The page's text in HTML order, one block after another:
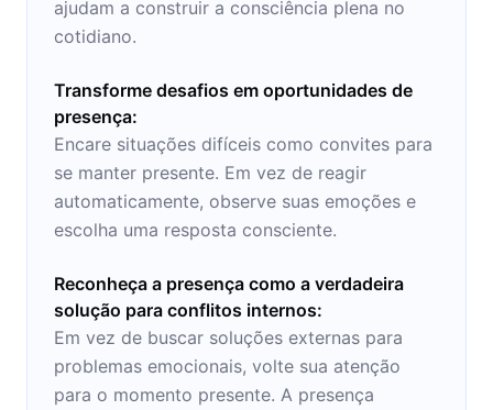
ajudam a construir a consciência plena no
cotidiano.
Transforme desafios em oportunidades de
presença:
Encare situações difíceis como convites para
se manter presente. Em vez de reagir
automaticamente, observe suas emoções e
escolha uma resposta consciente.
Reconheça a presença como a verdadeira
solução para conflitos internos:
Em vez de buscar soluções externas para
problemas emocionais, volte sua atenção
para o momento presente. A presença